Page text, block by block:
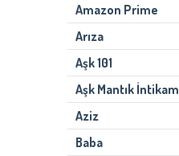
Amazon Prime
Arıza
Aşk 101
Aşk Mantık İntikam
Aziz
Baba